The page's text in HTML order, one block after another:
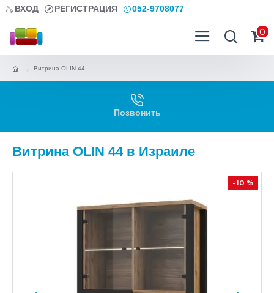
ВХОД РЕГИСТРАЦИЯ 052-9708077
0
Витрина OLIN 44
Позвонить
Витрина OLIN 44 в Израиле
-10 %